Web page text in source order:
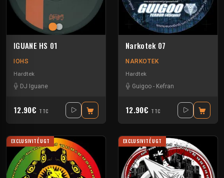
IGUANE HS 01
IOHS
Hardtek
DJ Iguane
12.90€ TTC
Narkotek 07
NARKOTEK
Hardtek
Guigoo - Kefran
12.90€ TTC
EXCLUSIVITÉ UGT EXCLUSIVITÉ UGT